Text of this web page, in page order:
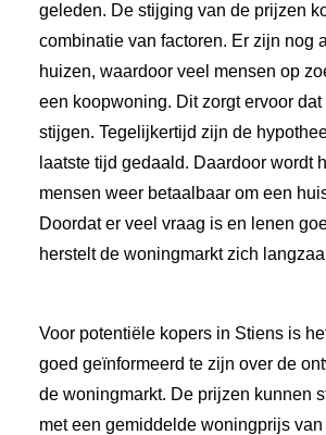
geleden. De stijging van de prijzen
combinatie van factoren. Er zijn nog
huizen, waardoor veel mensen op
een koopwoning. Dit zorgt ervoor dat
stijgen. Tegelijkertijd zijn de
laatste tijd gedaald. Daardoor wordt
mensen weer betaalbaar om een
Doordat er veel vraag is en lenen
herstelt de woningmarkt zich
Voor potentiële kopers in Stiens is
goed geïnformeerd te zijn over de
de woningmarkt. De prijzen kunnen
met een gemiddelde woningprijs